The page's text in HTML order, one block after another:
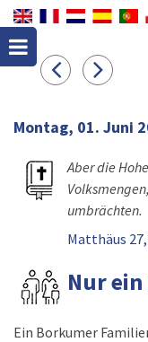
Montag, 01. Juni
Aber die
umbrächten.
Matthäus
Nur
Ein Borkumer